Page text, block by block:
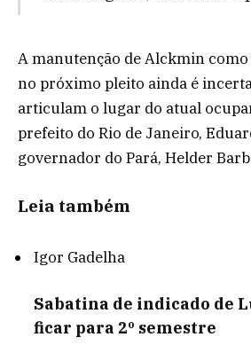
A manutenção de Alckmin
no próximo pleito ainda é
articulam o lugar do atual
prefeito do Rio de Janeiro,
governador do Pará, Helder
Leia também
Igor Gadelha
Sabatina de indicado de
ficar para 2º semestre